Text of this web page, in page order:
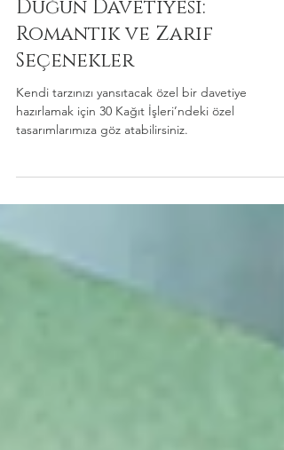
12 Şub 2025 2 dakikada okunur
Davete Özel Suluboya
Düğün Davetiyesi:
Romantik ve Zarif
Seçenekler
hazırlamak için 30 Kağıt İşleri’ndeki özel
tasarımlarımıza göz atabilirsiniz.